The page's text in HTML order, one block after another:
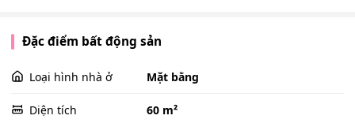
Đặc điểm bất động sản
Loại hình nhà ở Mặt bằng
Diện tích 60 m²